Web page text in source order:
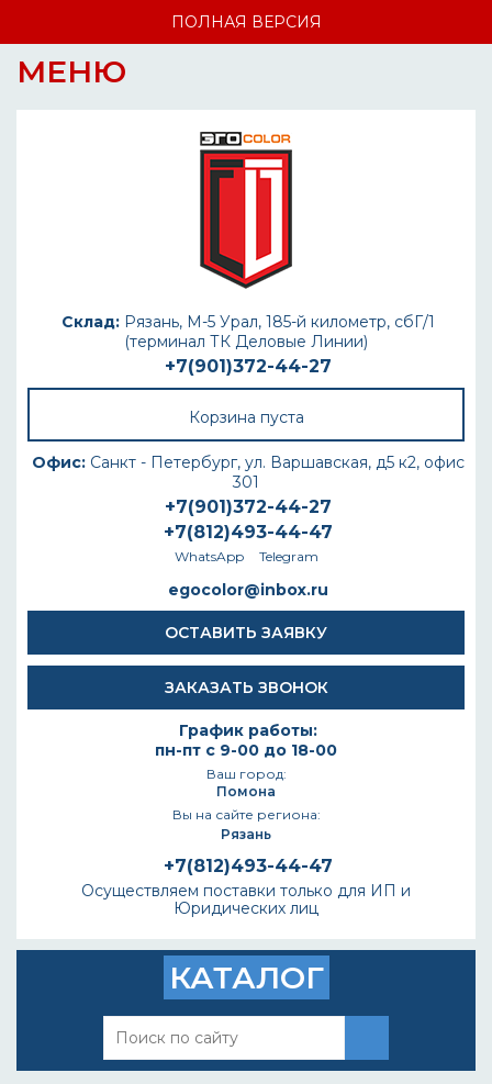
ПОЛНАЯ ВЕРСИЯ
МЕНЮ
Склад: Рязань, М-5 Урал, 185-й километр, сбГ/1
(терминал ТК Деловые Линии)
+7(901)372-44-27
Корзина пуста
Офис: Санкт - Петербург, ул. Варшавская, д5 к2, офис
301
+7(901)372-44-27
+7(812)493-44-47
WhatsApp Telegram
egocolor@inbox.ru
ОСТАВИТЬ ЗАЯВКУ
ЗАКАЗАТЬ ЗВОНОК
График работы:
пн-пт с 9-00 до 18-00
Ваш город:
Помона
Вы на сайте региона:
Рязань
+7(812)493-44-47
Осуществляем поставки только для ИП и
Юридических лиц
КАТАЛОГ